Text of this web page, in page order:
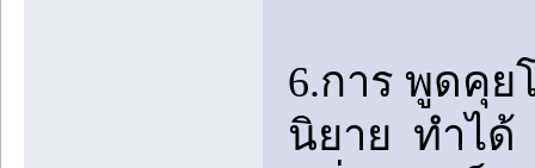
6.การ พูดคุย
นิยาย ทำได้